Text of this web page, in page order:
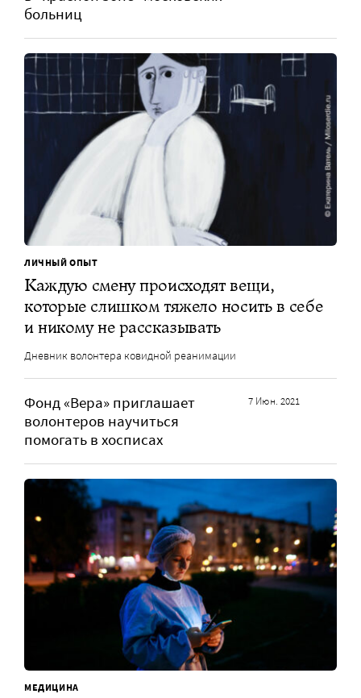
больниц
ЛИЧНЫЙ ОПЫТ
Каждую смену происходят вещи,
которые слишком тяжело носить в себе
и никому не рассказывать
Дневник волонтера ковидной реанимации
Фонд «Вера» приглашает
волонтеров научиться
помогать в хосписах
7 Июн. 2021
МЕДИЦИНА